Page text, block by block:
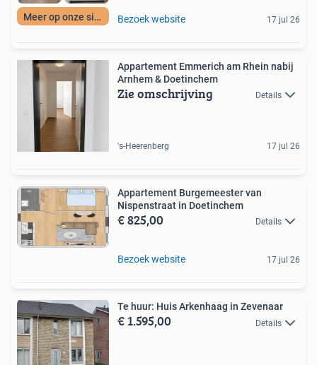
Meer op onze site Bezoek website 17 jul 26
Appartement Emmerich am Rhein nabij
Arnhem & Doetinchem
Zie omschrijving Details
's-Heerenberg 17 jul 26
Appartement Burgemeester van
Nispenstraat in Doetinchem
€ 825,00 Details
Bezoek website 17 jul 26
Te huur: Huis Arkenhaag in Zevenaar
€ 1.595,00 Details